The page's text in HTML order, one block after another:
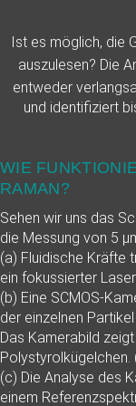
Ist es möglich, die
auszulesen? Die
entweder
und identifiziert
WIE
RAMAN?
Sehen wir uns das
die Messung von 5
(a) Fluidische Kräfte
ein fokussierter
(b) Eine SCMOS-
der einzelnen
Das Kamerabild
Polystyrolkügelchen.
(c) Die Analyse des
einem